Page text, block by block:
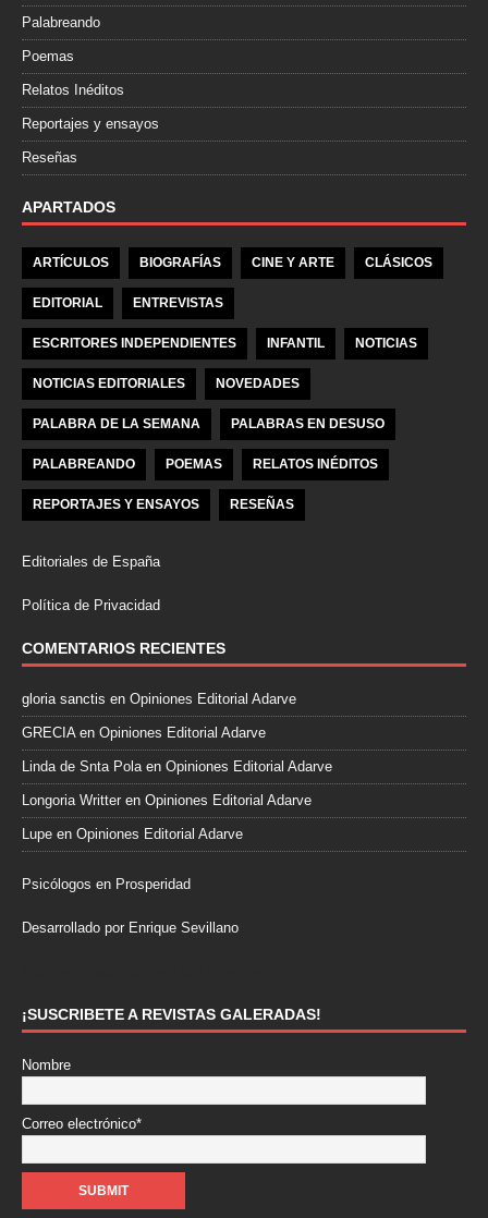
Palabreando
Poemas
Relatos Inéditos
Reportajes y ensayos
Reseñas
APARTADOS
ARTÍCULOS BIOGRAFÍAS CINE Y ARTE CLÁSICOS
EDITORIAL ENTREVISTAS
ESCRITORES INDEPENDIENTES INFANTIL NOTICIAS
NOTICIAS EDITORIALES NOVEDADES
PALABRA DE LA SEMANA PALABRAS EN DESUSO
PALABREANDO POEMAS RELATOS INÉDITOS
REPORTAJES Y ENSAYOS RESEÑAS
Editoriales de España
Política de Privacidad
COMENTARIOS RECIENTES
gloria sanctis en Opiniones Editorial Adarve
GRECIAen Opiniones Editorial Adarve
Linda de Snta Polaen Opiniones Editorial Adarve
Longoria Writter en Opiniones Editorial Adarve
Lupe en Opiniones Editorial Adarve
Psicólogos en Prosperidad
Desarrollado por Enrique Sevillano
¡SUSCRIBETE A REVISTAS GALERADAS!
Nombre
Correo electrónico*